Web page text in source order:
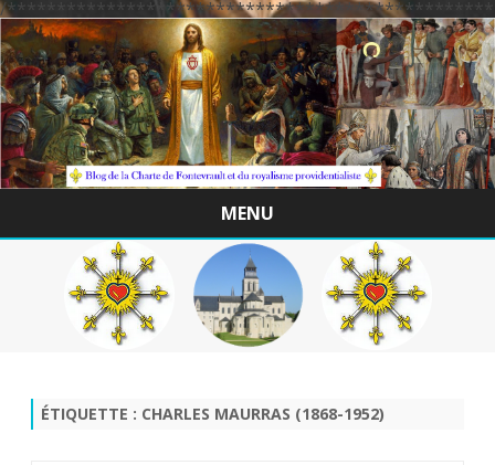
/
MENU
Skip
to
content
ÉTIQUETTE : CHARLES MAURRAS (1868-1952)